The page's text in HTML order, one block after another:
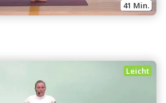
41 Min.
Leicht